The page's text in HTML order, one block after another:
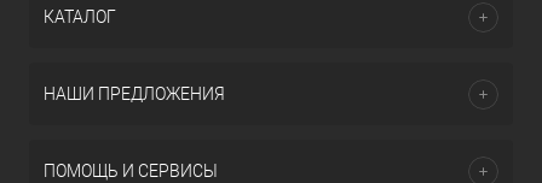
КАТАЛОГ
НАШИ ПРЕДЛОЖЕНИЯ
ПОМОЩЬ И СЕРВИСЫ